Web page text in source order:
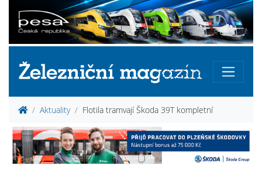
Aktuality Flotila tramvají Škoda 39T kompletní